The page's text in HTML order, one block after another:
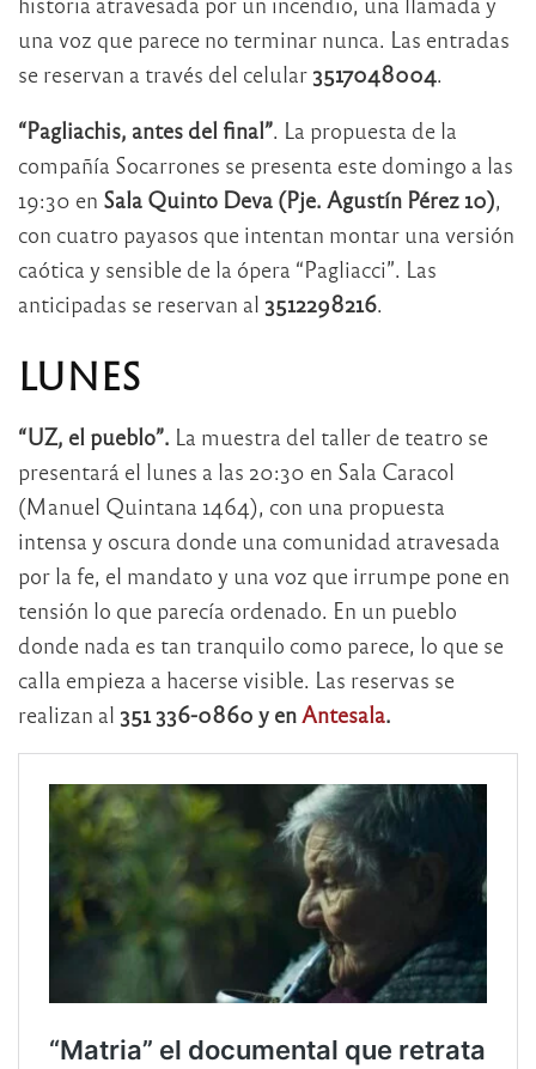
una voz que parece no terminar nunca. Las entradas
se reservan a través del celular 3517048004.
“Pagliachis, antes del final”. La propuesta de la
compañía Socarrones se presenta este domingo a las
19:30 en Sala Quinto Deva (Pje. Agustín Pérez 10),
con cuatro payasos que intentan montar una versión
caótica y sensible de la ópera “Pagliacci”. Las
anticipadas se reservan al 3512298216.
LUNES
“UZ, el pueblo”. La muestra del taller de teatro se
presentará el lunes a las 20:30 en Sala Caracol
(Manuel Quintana 1464), con una propuesta
intensa y oscura donde una comunidad atravesada
por la fe, el mandato y una voz que irrumpe pone en
tensión lo que parecía ordenado. En un pueblo
donde nada es tan tranquilo como parece, lo que se
calla empieza a hacerse visible. Las reservas se
realizan al 351 336-0860 y en Antesala.